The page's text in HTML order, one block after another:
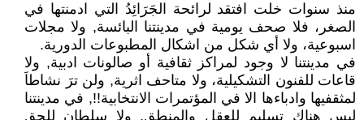
منذ سنوات خلت افتقد لرائحة الجَرَائِدُ التي ادمنتها في
الصغر، فلا صحف يومية في مدينتنا البائسة, ولا مجلات
اسبوعية، ولا أي شكل من اشكال المطبوعات الدورية.
في مدينتنا لا وجود لمراكز ثقافية أو صالونات ادبية, ولا
قاعات للفنون التشكيلية، ولا متاحف اثرية, ولن ترَ نشاطاَ
لمثقفيها وادباءها الا في المؤتمرات الانتخابية!!, في مدينتنا
ليس هناك تسليم للعقل والمنطق, ولا سلطان للحق